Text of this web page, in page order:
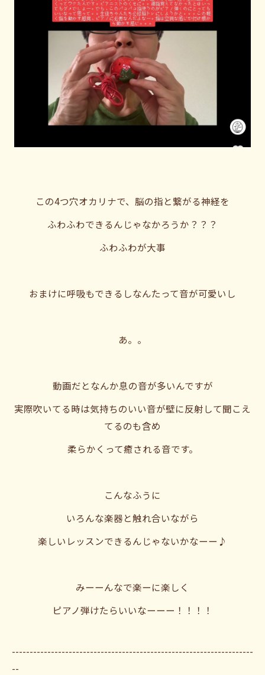
この4つ穴オカリナで、脳の指と繋がる神経を
ふわふわできるんじゃなかろうか？？？
ふわふわが大事
おまけに呼吸もできるしなんたって音が可愛いし
あ。。
動画だとなんか息の音が多いんですが
実際吹いてる時は気持ちのいい音が壁に反射して聞こえ
てるのも含め
柔らかくって癒される音です。
こんなふうに
いろんな楽器と触れ合いながら
楽しいレッスンできるんじゃないかなーー♪
みーーんなで楽ーに楽しく
ピアノ弾けたらいいなーーー！！！！
--------------------------------------------------------------------
--